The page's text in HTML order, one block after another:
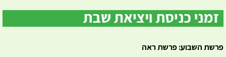
פרשת השבוע: פרשת ראה